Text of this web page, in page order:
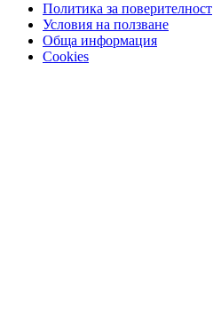
Политика за поверителност
Условия на ползване
Обща информация
Cookies